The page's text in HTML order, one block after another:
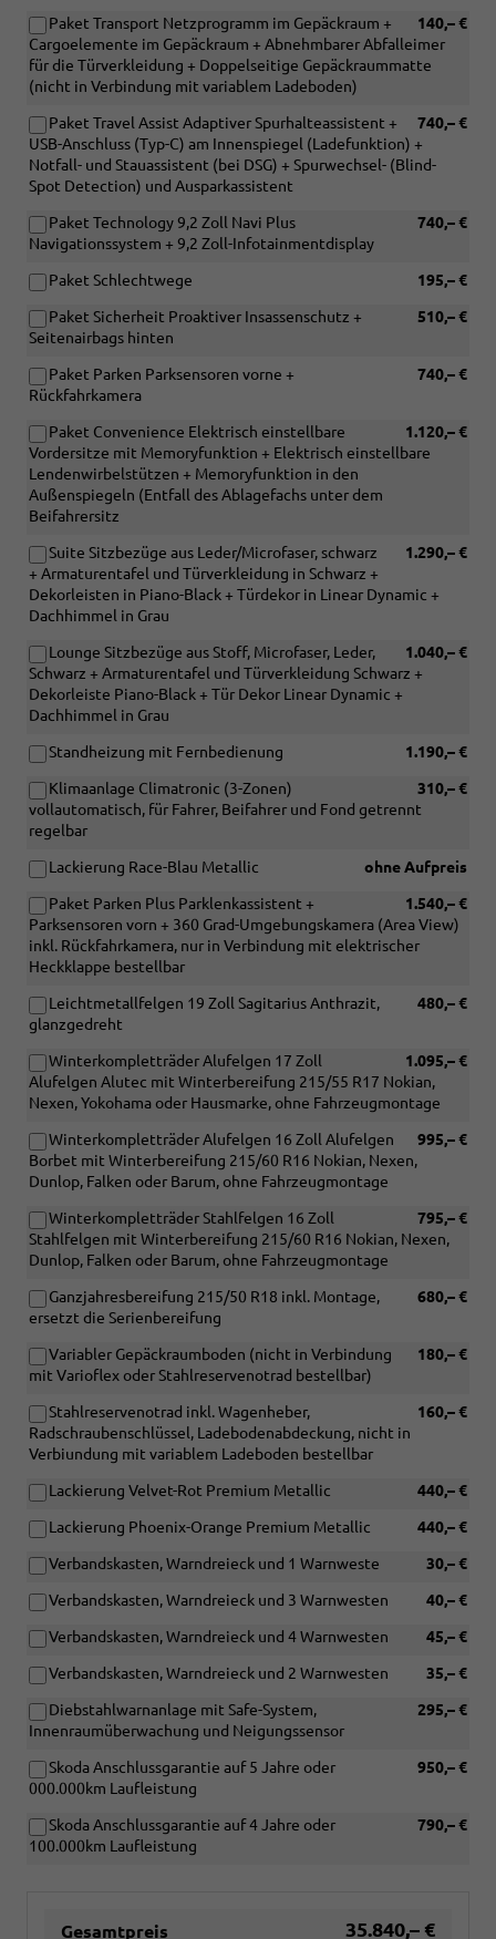
140,– €
Paket Transport Netzprogramm im Gepäckraum +
Cargoelemente im Gepäckraum + Abnehmbarer Abfalleimer
für die Türverkleidung + Doppelseitige Gepäckraummatte
(nicht in Verbindung mit variablem Ladeboden)
740,– €
Paket Travel Assist Adaptiver Spurhalteassistent +
USB-Anschluss (Typ-C) am Innenspiegel (Ladefunktion) +
Notfall- und Stauassistent (bei DSG) + Spurwechsel- (Blind-
Spot Detection) und Ausparkassistent
740,– €
Paket Technology 9,2 Zoll Navi Plus
Navigationssystem + 9,2 Zoll-Infotainmentdisplay
195,– €
Paket Schlechtwege
510,– €
Paket Sicherheit Proaktiver Insassenschutz +
Seitenairbags hinten
740,– €
Paket Parken Parksensoren vorne +
Rückfahrkamera
1.120,– €
Paket Convenience Elektrisch einstellbare
Vordersitze mit Memoryfunktion + Elektrisch einstellbare
Lendenwirbelstützen + Memoryfunktion in den
Außenspiegeln (Entfall des Ablagefachs unter dem
Beifahrersitz
1.290,– €
Suite Sitzbezüge aus Leder/Microfaser, schwarz
+ Armaturentafel und Türverkleidung in Schwarz +
Dekorleisten in Piano-Black + Türdekor in Linear Dynamic +
Dachhimmel in Grau
1.040,– €
Lounge Sitzbezüge aus Stoff, Microfaser, Leder,
Schwarz + Armaturentafel und Türverkleidung Schwarz +
Dekorleiste Piano-Black + Tür Dekor Linear Dynamic +
Dachhimmel in Grau
1.190,– €
Standheizung mit Fernbedienung
310,– €
Klimaanlage Climatronic (3-Zonen)
vollautomatisch, für Fahrer, Beifahrer und Fond getrennt
regelbar
ohne Aufpreis
Lackierung Race-Blau Metallic
1.540,– €
Paket Parken Plus Parklenkassistent +
Parksensoren vorn + 360 Grad-Umgebungskamera (Area View)
inkl. Rückfahrkamera, nur in Verbindung mit elektrischer
Heckklappe bestellbar
480,– €
Leichtmetallfelgen 19 Zoll Sagitarius Anthrazit,
glanzgedreht
1.095,– €
Winterkompletträder Alufelgen 17 Zoll
Alufelgen Alutec mit Winterbereifung 215/55 R17 Nokian,
Nexen, Yokohama oder Hausmarke, ohne Fahrzeugmontage
995,– €
Winterkompletträder Alufelgen 16 Zoll Alufelgen
Borbet mit Winterbereifung 215/60 R16 Nokian, Nexen,
Dunlop, Falken oder Barum, ohne Fahrzeugmontage
795,– €
Winterkompletträder Stahlfelgen 16 Zoll
Stahlfelgen mit Winterbereifung 215/60 R16 Nokian, Nexen,
Dunlop, Falken oder Barum, ohne Fahrzeugmontage
680,– €
Ganzjahresbereifung 215/50 R18 inkl. Montage,
ersetzt die Serienbereifung
180,– €
Variabler Gepäckraumboden (nicht in Verbindung
mit Varioflex oder Stahlreservenotrad bestellbar)
160,– €
Stahlreservenotrad inkl. Wagenheber,
Radschraubenschlüssel, Ladebodenabdeckung, nicht in
Verbiundung mit variablem Ladeboden bestellbar
440,– €
Lackierung Velvet-Rot Premium Metallic
440,– €
Lackierung Phoenix-Orange Premium Metallic
30,– €
Verbandskasten, Warndreieck und 1 Warnweste
40,– €
Verbandskasten, Warndreieck und 3 Warnwesten
45,– €
Verbandskasten, Warndreieck und 4 Warnwesten
35,– €
Verbandskasten, Warndreieck und 2 Warnwesten
295,– €
Diebstahlwarnanlage mit Safe-System,
Innenraumüberwachung und Neigungssensor
950,– €
Skoda Anschlussgarantie auf 5 Jahre oder
000.000km Laufleistung
790,– €
Skoda Anschlussgarantie auf 4 Jahre oder
100.000km Laufleistung
Gesamtpreis 35.840,– €